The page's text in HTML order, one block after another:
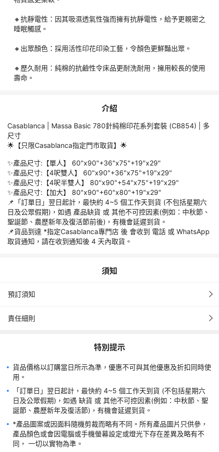
*產品圖案或因面料隨機剪裁而略有不同。所有產品圖片只供參，
運輸過程中 外盒包裝 可能因碰撞而造成 損毀 或 凹陷 或 皺紋；但
訂單一經確定，均不能更改、取消、退款及轉讓。請務必核實所有
資料，如因閣下所填之個人資料導致派送失誤，本公司恕不負任何
訂單成功付款並確認後，閣下會收到 「預訂確認電郵」 及 電子收
「預訂確認電郵」不代表已成功預留訂購之產品，一切取決於供應
商庫存數量。如遇產品缺貨，閣下可以選擇其他同等或更高價值的
產品，只需補貼相關差額。若無合適替代貨品，本公司有權取消訂
如本公司取消訂單，退款會按照原先的付款方式退回款項。以上任
何情況下均不會向客戶收取退貨手續費。退款一般需時約 2~4 星
期。實際的退款時間取決於發卡銀行，詳情請向閣下的發卡銀行查
【香港區】🌟香港仔 - 香港仔中心； 地址：香港仔中心二期地下
【九龍區】🌟太子 - 始創中心；地址：旺角彌敦道750號始創中心
09:30pm。 ※  🌟黄大仙 - 黄大仙中心南館；地址：旺角彌敦道
750號始創中心三樓342-343號舖；電話：2625-1137；營業時
間：11:00am-09:30pm。 ※  🌟觀塘 - 駱駝漆大廈；地址：觀塘
開源道60號駱駝漆大廈三期三樓L (01) 室；電話：3421-0651；
營業時間：11:00am-08:00pm。※ ※
樓77號舖；電話：2638-8145；營業時間：11:00am-
09:30pm。 ※  🌟上水 - 馬會道；地址：新界上水馬會道184號後
座地下A舖；電話：2638-8145；營業時間：10:30am-
🔸抗靜電性：因其吸濕透氣性強而擁有抗靜電性，給予更親密之
睡眠觸感。
🔸出眾顏色：採用活性印花印染工藝，令顏色更鮮豔出眾。
🔸歷久耐用：純棉的抗鹼性令床品更耐洗耐用，擁用較長的使用
壽命。
介紹
Casablanca | Massa Basic 780針純棉印花系列套裝 (CB854) | 多
尺寸
🌟【只限Casablanca指定門市取貨】🌟
✨產品尺寸:【單人】 60"x90"+36"x75"+19"x29"
✨產品尺寸:【4呎雙人】 60"x90"+36"x75"+19"x29"
✨產品尺寸:【4呎半雙人】 80"x90"+54"x75"+19"x29"
✨產品尺寸:【加大】 80"x90"+60"x80"+19"x29"
📌「訂單日」翌日起計，最快約 4~5 個工作天到貨 (不包括星期六
日及公眾假期)，如遇 產品缺貨 或 其他不可控因素(例如：中秋節、
聖誕節、農歷新年及復活節前後)，有機會延遲到貨。
📌貨品到達 *指定Casablanca專門店 後 會收到 電話 或 WhatsApp
取貨通知，請在收到通知後 4 天內取貨。
須知
預訂須知
責任細則
特別提示
貨品價格以訂購當日所示為準，優惠不可與其他優惠及折扣同時使
「訂單日」翌日起計，最快約 4~5 個工作天到貨 (不包括星期六
日及公眾假期)，如遇 缺貨 或 其他不可控因素(例如：中秋節、聖
*產品圖案或因面料隨機剪裁而略有不同。所有產品圖片只供參，
產品顏色或會因電腦或手機螢幕設定或燈光下存在差異及略有不